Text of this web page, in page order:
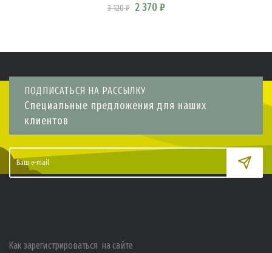
3 120 ₽ 2 370 ₽
ПОДПИСАТЬСЯ НА РАССЫЛКУ
Специальные предложения для наших
клиентов
Как зарегистрироваться на сайте